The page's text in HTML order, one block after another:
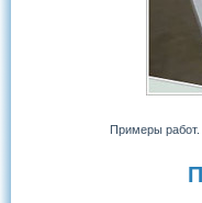
Примеры работ.